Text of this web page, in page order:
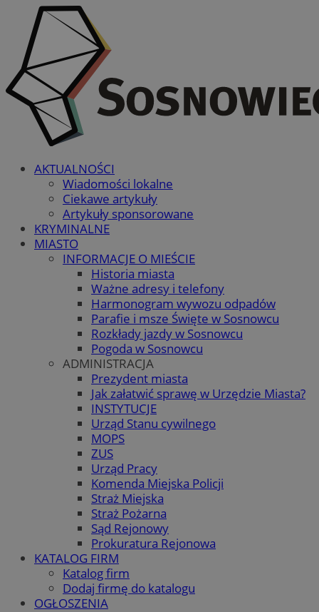
AKTUALNOŚCI
Wiadomości lokalne
Ciekawe artykuły
Artykuły sponsorowane
KRYMINALNE
MIASTO
INFORMACJE O MIEŚCIE
Historia miasta
Ważne adresy i telefony
Harmonogram wywozu odpadów
Parafie i msze Święte w Sosnowcu
Rozkłady jazdy w Sosnowcu
Pogoda w Sosnowcu
ADMINISTRACJA
Prezydent miasta
Jak załatwić sprawę w Urzędzie Miasta?
INSTYTUCJE
Urząd Stanu cywilnego
MOPS
ZUS
Urząd Pracy
Komenda Miejska Policji
Straż Miejska
Straż Pożarna
Sąd Rejonowy
Prokuratura Rejonowa
KATALOG FIRM
Katalog firm
Dodaj firmę do katalogu
OGŁOSZENIA